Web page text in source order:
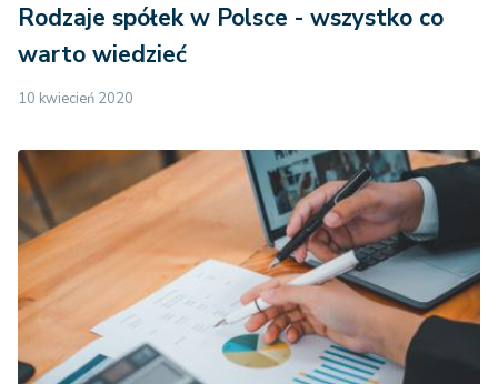
Rodzaje spółek w Polsce - wszystko co
warto wiedzieć
10 kwiecień 2020